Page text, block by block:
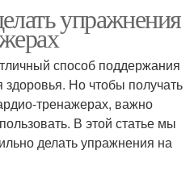
упражнения
способ поддержания
Но чтобы получать
тренажерах, важно
В этой статье мы
делать упражнения на